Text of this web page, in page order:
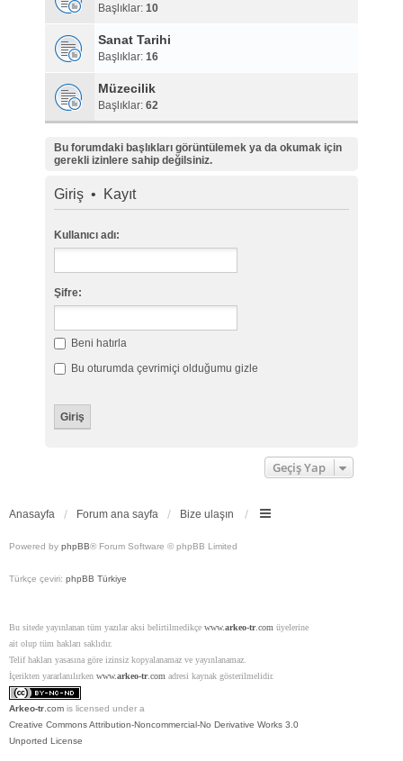
Başlıklar: 10
Sanat Tarihi
Başlıklar: 16
Müzecilik
Başlıklar: 62
Bu forumdaki başlıkları görüntülemek ya da okumak için
gerekli izinlere sahip değilsiniz.
Giriş• Kayıt
Kullanıcı adı:
Şifre:
Beni hatırla
Bu oturumda çevrimiçi olduğumu gizle
Geçiş Yap
Anasayfa Forum ana sayfa Bize ulaşın
Powered by phpBB® Forum Software © phpBB Limited
Türkçe çeviri: phpBB Türkiye
Bu sitede yayınlanan tüm yazılar aksi belirtilmedikçe www.arkeo-tr.com üyelerine
ait olup tüm hakları saklıdır.
Telif hakları yasasına göre izinsiz kopyalanamaz ve yayınlanamaz.
İçerikten yararlanılırken www.arkeo-tr.com adresi kaynak gösterilmelidir.
Arkeo-tr .com is licensed under a
Creative Commons Attribution-Noncommercial-No Derivative Works 3.0
Unported License